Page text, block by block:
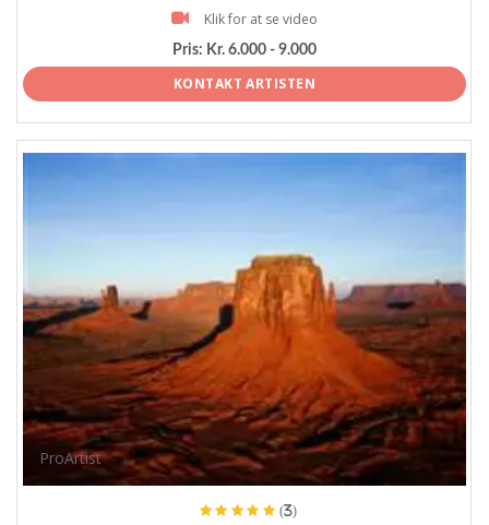
Klik for at se video
Pris: Kr. 6.000 - 9.000
KONTAKT ARTISTEN
ProArtist
(3)